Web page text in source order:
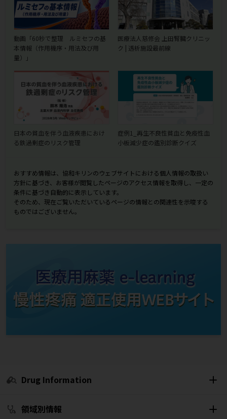
動画「60秒で整理 ルミセフの基
本情報（作用機序・用法及び用
量）」
医療法人慈修会 上田腎臓クリニッ
ク | 透析施設最前線
日本の貧血を伴う血液疾患におけ
る鉄過剰症のリスク管理
症例1_再生不良性貧血と免疫性血
小板減少症の鑑別診断クイズ
おすすめ情報は、協和キリンのウェブサイトにおける個人情報の取扱い
方針に基づき、お客様が閲覧したページのアクセス情報を取得し、一定の
条件に基づき自動的に表示しています。
そのため、現在ご覧いただいているページの情報との関連性を示唆する
ものではございません。
Drug Information
領域別情報